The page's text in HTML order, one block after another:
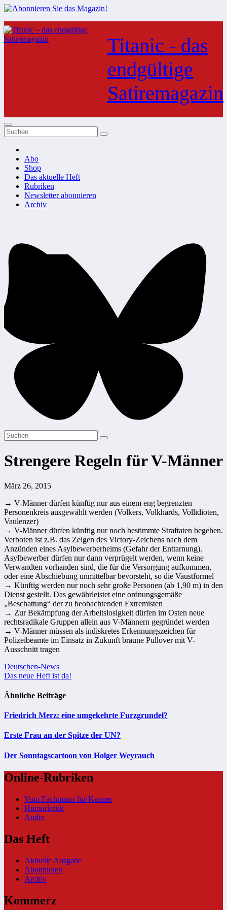
Zum
Inhalt
springen
Titanic - das
endgültige
Satiremagazin
Abo
Shop
Das aktuelle Heft
Rubriken
Newsletter abonnieren
Archiv
Strengere Regeln für V-Männer
März 26, 2015
→ V-Männer dürfen künftig nur aus einem eng begrenzten
Personenkreis ausgewählt werden (Volkers, Volkhards, Vollidioten,
Vaulenzer)
→ V-Männer dürfen künftig nur noch bestimmte Straftaten begehen.
Verboten ist z.B. das Zeigen des Victory-Zeichens nach dem
Anzünden eines Asylbewerberheims (Gefahr der Enttarnung).
Asylbewerber dürfen nur dann verprügelt werden, wenn keine
Verwandten vorhanden sind, die für die Versorgung aufkommen,
oder eine Abschiebung unmittelbar bevorsteht, so die Vaustformel
→ Künftig werden nur noch sehr große Personen (ab 1,90 m) in den
Dienst gestellt. Das gewährleistet eine ordnungsgemäße
„Beschattung“ der zu beobachtenden Extremisten
→ Zur Bekämpfung der Arbeitslosigkeit dürfen im Osten neue
rechtsradikale Gruppen allein aus V-Männern gegründet werden
→ V-Männer müssen als indiskretes Erkennungszeichen für
Polizeibeamte im Einsatz in Zukunft braune Pullover mit V-
Ausschnitt tragen
Beitragsnavigation
Deutschen-News
Das neue Heft ist da!
Ähnliche Beiträge
Friedrich Merz: eine umgekehrte Furzgrundel?
Erste Frau an der Spitze der UN?
Der Sonntagscartoon von Holger Weyrauch
Online-Rubriken
Vom Fachmann für Kenner
Humorkritik
Audio
Das Heft
Aktuelle Ausgabe
Abonnieren
Archiv
Kommerz